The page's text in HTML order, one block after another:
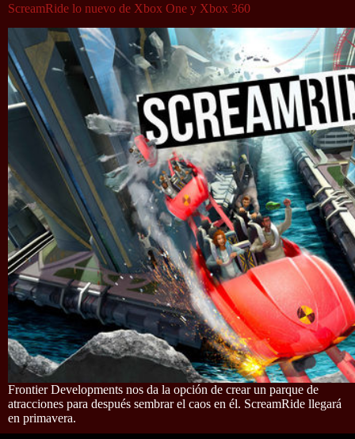
ScreamRide lo nuevo de Xbox One y Xbox 360
Frontier Developments nos da la opción de crear un parque de
atracciones para después sembrar el caos en él. ScreamRide llegará
en primavera.